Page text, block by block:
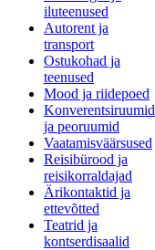
iluteenused
Autorent ja
transport
Ostukohad ja
teenused
Mood ja riidepoed
Konverentsiruumid
ja peoruumid
Vaatamisväärsused
Reisibürood ja
reisikorraldajad
Ärikontaktid ja
ettevõtted
Teatrid ja
kontserdisaalid